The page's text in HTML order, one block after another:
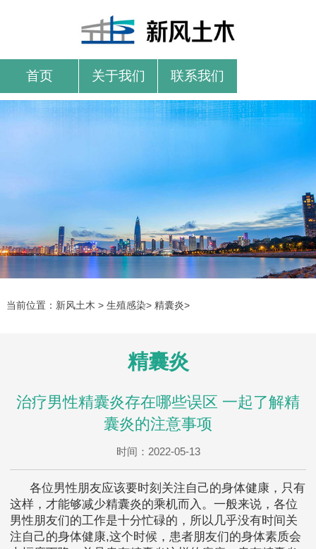
首页 关于我们 联系我们
当前位置： 新风土木 > 生殖感染> 精囊炎>
精囊炎
治疗男性精囊炎存在哪些误区 一起了解精
囊炎的注意事项
时间：2022-05-13
各位男性朋友应该要时刻关注自己的身体健康，只有
这样，才能够减少精囊炎的乘机而入。一般来说，各位
男性朋友们的工作是十分忙碌的，所以几乎没有时间关
注自己的身体健康,这个时候，患者朋友们的身体素质会